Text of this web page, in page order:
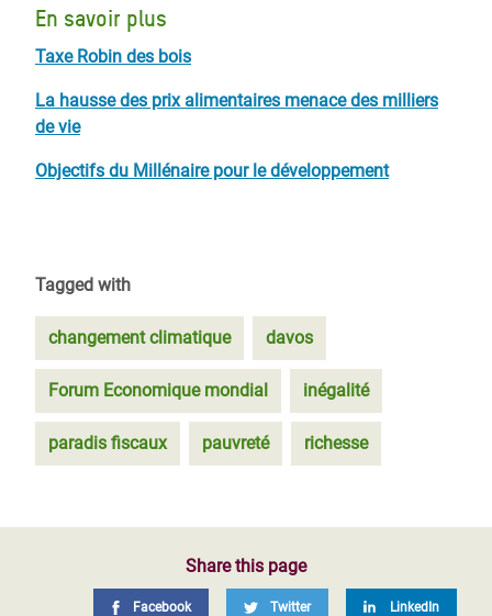
En savoir plus
Taxe Robin des bois
La hausse des prix alimentaires menace des milliers
de vie
Objectifs du Millénaire pour le développement
Tagged with
changement climatique davos
Forum Economique mondial inégalité
paradis fiscaux pauvreté richesse
Share this page
Facebook Twitter LinkedIn